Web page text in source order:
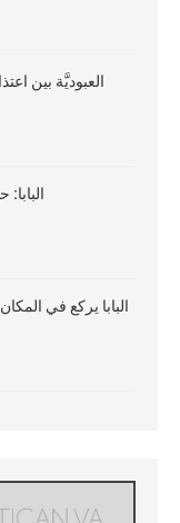
العبوديَّة بين
البابا يركع في